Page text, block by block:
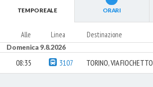
TEMPO REALE ORARI
Alle Linea Destinazione
Domenica 9.8.2026
08:35 3107 TORINO, VIA FIOCHETTO